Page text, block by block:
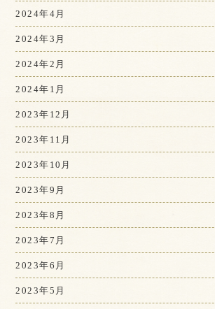
2024年4月
2024年3月
2024年2月
2024年1月
2023年12月
2023年11月
2023年10月
2023年9月
2023年8月
2023年7月
2023年6月
2023年5月